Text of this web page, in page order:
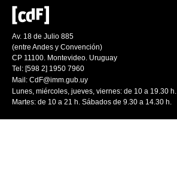
Av. 18 de Julio 885
(entre Andes y Convención)
CP 11100. Montevideo. Uruguay
Tel: [598 2] 1950 7960
Mail: CdF@imm.gub.uy
Lunes, miércoles, jueves, viernes: de 10 a 19.30 h.
Martes: de 10 a 21 h. Sábados de 9.30 a 14.30 h.